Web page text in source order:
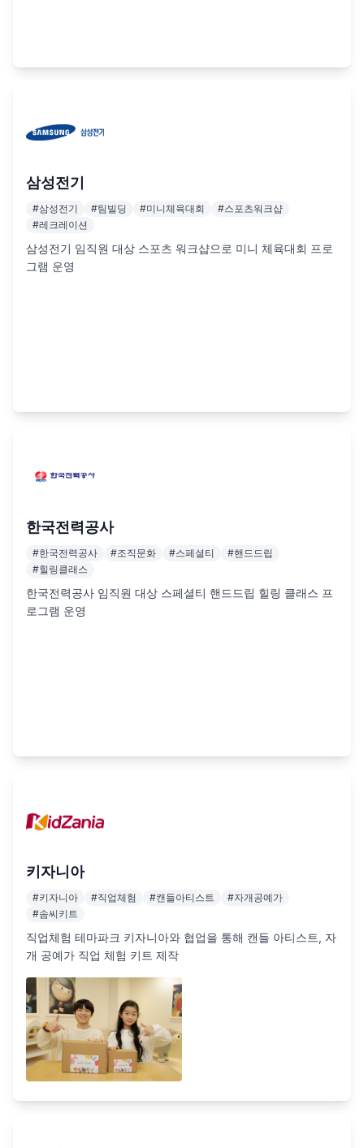
삼성전기
#삼성전기 #팀빌딩 #미니체육대회 #스포츠워크샵
#레크레이션
삼성전기 임직원 대상 스포츠 워크샵으로 미니 체육대회 프로
그램 운영
한국전력공사
#한국전력공사 #조직문화 #스페셜티 #핸드드립
#힐링클래스
한국전력공사 임직원 대상 스페셜티 핸드드립 힐링 클래스 프
로그램 운영
키자니아
#키자니아 #직업체험 #캔들아티스트 #자개공예가
#솜씨키트
직업체험 테마파크 키자니아와 협업을 통해 캔들 아티스트, 자
개 공예가 직업 체험 키트 제작